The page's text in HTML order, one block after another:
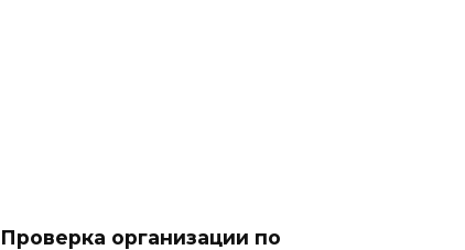
Проверка организации по